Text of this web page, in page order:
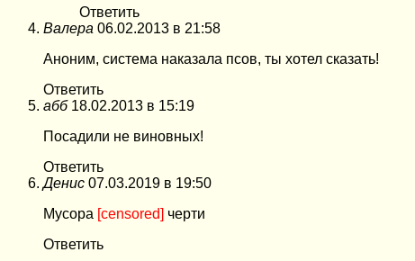
Ответить
Валера 06.02.2013 в 21:58
Аноним, система наказала псов, ты хотел сказать!
Ответить
абб 18.02.2013 в 15:19
Посадили не виновных!
Ответить
Денис 07.03.2019 в 19:50
Мусора [censored] черти
Ответить